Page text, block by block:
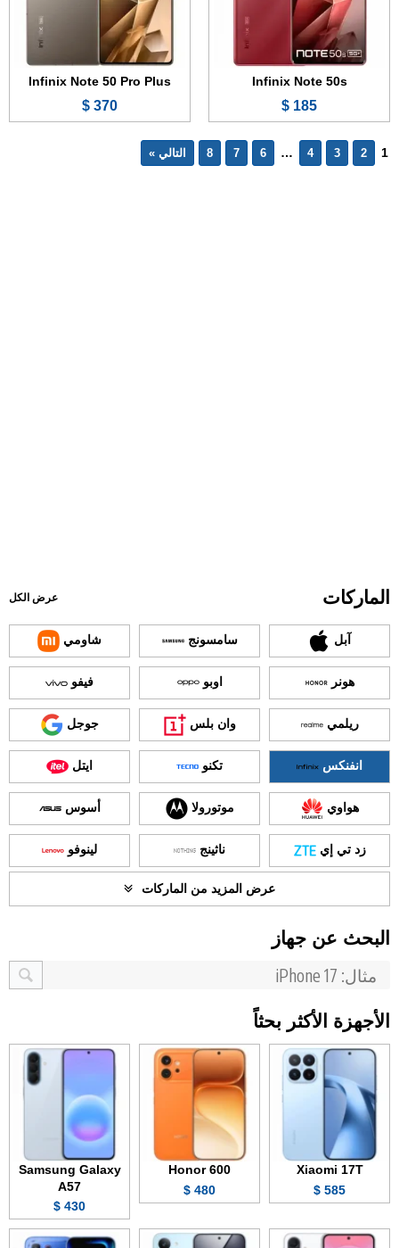
Infinix Note 50s
185 $
Infinix Note 50 Pro Plus
370 $
1
2
3
4
…
6
7
8 التالي »
الماركات عرض الكل
آبل سامسونج شاومي
هونر اوبو فيفو
ريلمي وان بلس جوجل
انفنكس تكنو ايتل
هواوي موتورولا أسوس
زد تي إي ناثينج لينوفو
عرض المزيد من الماركات
البحث عن جهاز
الأجهزة الأكثر بحثاً
Xiaomi 17T
585 $
Honor 600
480 $
Samsung Galaxy
A57
430 $